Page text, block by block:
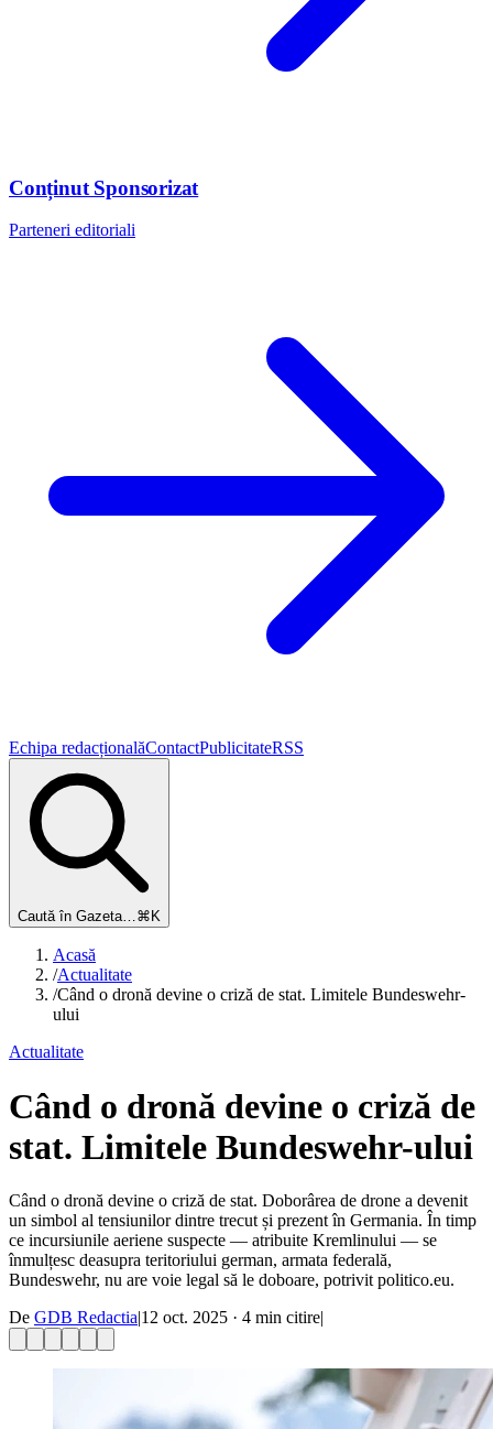
Conținut Sponsorizat
Parteneri editoriali
Echipa redacționalăContactPublicitateRSS
Caută în Gazeta…⌘K
Acasă
/Actualitate
/Când o dronă devine o criză de stat. Limitele Bundeswehr-
ului
Actualitate
Când o dronă devine o criză de
stat. Limitele Bundeswehr-ului
Când o dronă devine o criză de stat. Doborârea de drone a devenit
un simbol al tensiunilor dintre trecut și prezent în Germania. În timp
ce incursiunile aeriene suspecte — atribuite Kremlinului — se
înmulțesc deasupra teritoriului german, armata federală,
Bundeswehr, nu are voie legal să le doboare, potrivit politico.eu.
De GDB Redactia|12 oct. 2025 · 4 min citire|